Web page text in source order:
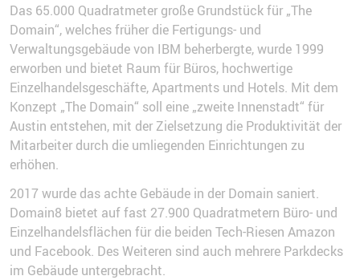
Das 65.000 Quadratmeter große Grundstück für „The
Domain“, welches früher die Fertigungs- und
Verwaltungsgebäude von IBM beherbergte, wurde 1999
erworben und bietet Raum für Büros, hochwertige
Einzelhandelsgeschäfte, Apartments und Hotels. Mit dem
Konzept „The Domain“ soll eine „zweite Innenstadt“ für
Austin entstehen, mit der Zielsetzung die Produktivität der
Mitarbeiter durch die umliegenden Einrichtungen zu
erhöhen.
2017 wurde das achte Gebäude in der Domain saniert.
Domain8 bietet auf fast 27.900 Quadratmetern Büro- und
Einzelhandelsflächen für die beiden Tech-Riesen Amazon
und Facebook. Des Weiteren sind auch mehrere Parkdecks
im Gebäude untergebracht.